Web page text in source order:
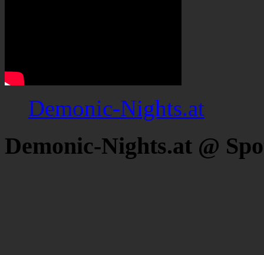
Demonic-Nights.at
Demonic-Nights.at @